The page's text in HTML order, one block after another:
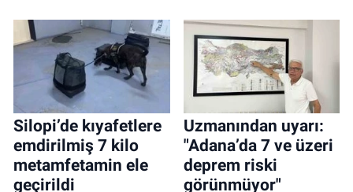
Silopi’de kıyafetlere
emdirilmiş 7 kilo
metamfetamin ele
geçirildi
Uzmanından uyarı:
"Adana’da 7 ve üzeri
deprem riski
görünmüyor"